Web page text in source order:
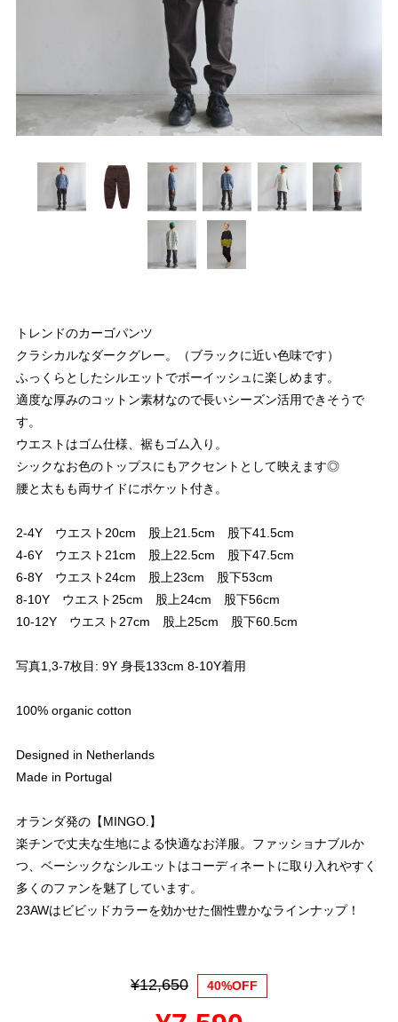
トレンドのカーゴパンツ
クラシカルなダークグレー。（ブラックに近い色味です）
ふっくらとしたシルエットでボーイッシュに楽しめます。
適度な厚みのコットン素材なので長いシーズン活用できそうで
す。
ウエストはゴム仕様、裾もゴム入り。
シックなお色のトップスにもアクセントとして映えます◎
腰と太もも両サイドにポケット付き。
2-4Y ウエスト20cm 股上21.5cm 股下41.5cm
4-6Y ウエスト21cm 股上22.5cm 股下47.5cm
6-8Y ウエスト24cm 股上23cm 股下53cm
8-10Y ウエスト25cm 股上24cm 股下56cm
10-12Y ウエスト27cm 股上25cm 股下60.5cm
写真1,3-7枚目: 9Y 身長133cm 8-10Y着用
100% organic cotton
Designed in Netherlands
Made in Portugal
オランダ発の【MINGO.】
楽チンで丈夫な生地による快適なお洋服。ファッショナブルか
つ、ベーシックなシルエットはコーディネートに取り入れやすく
多くのファンを魅了しています。
23AWはビビッドカラーを効かせた個性豊かなラインナップ！
¥12,650 40%OFF